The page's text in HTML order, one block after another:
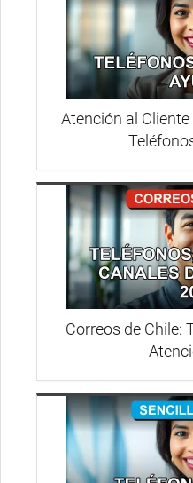
Atención al
Correos de Chile: